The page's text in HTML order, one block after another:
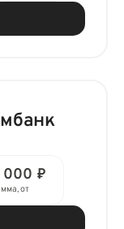
000 ₽
от